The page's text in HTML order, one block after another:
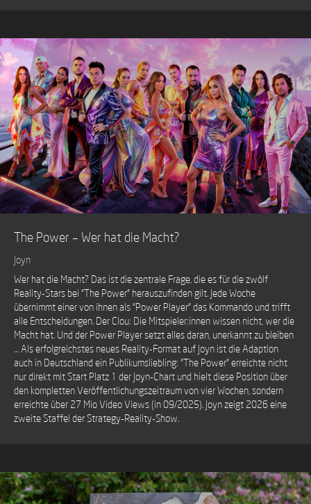
The Power – Wer hat die Macht?
Joyn
Wer hat die Macht? Das ist die zentrale Frage, die es für die zwölf
Reality-Stars bei "The Power" herauszufinden gilt. Jede Woche
übernimmt einer von ihnen als "Power Player" das Kommando und trifft
alle Entscheidungen. Der Clou: Die Mitspieler:innen wissen nicht, wer die
Macht hat. Und der Power Player setzt alles daran, unerkannt zu bleiben
… Als erfolgreichstes neues Reality-Format auf Joyn ist die Adaption
auch in Deutschland ein Publikumsliebling: "The Power" erreichte nicht
nur direkt mit Start Platz 1 der Joyn-Chart und hielt diese Position über
den kompletten Veröffentlichungszeitraum von vier Wochen, sondern
erreichte über 27 Mio Video Views (in 09/2025). Joyn zeigt 2026 eine
zweite Staffel der Strategy-Reality-Show.